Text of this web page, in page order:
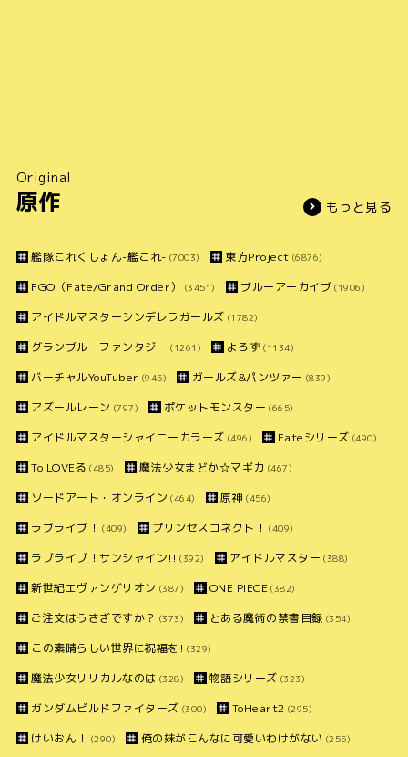
Original
原作 もっと見る
艦隊これくしょん-艦これ- (7003) 東方Project (6876)
FGO（Fate/Grand Order） (3451) ブルーアーカイブ (1906)
アイドルマスターシンデレラガールズ (1782)
グランブルーファンタジー (1261) よろず (1134)
バーチャルYouTuber (945) ガールズ&パンツァー (839)
アズールレーン (797) ポケットモンスター (665)
アイドルマスターシャイニーカラーズ (496) Fateシリーズ (490)
To LOVEる (485) 魔法少女まどか☆マギカ (467)
ソードアート・オンライン (464) 原神 (456)
ラブライブ！ (409) プリンセスコネクト！ (409)
ラブライブ！サンシャイン!! (392) アイドルマスター (388)
新世紀エヴァンゲリオン (387) ONE PIECE (382)
ご注文はうさぎですか？ (373) とある魔術の禁書目録 (354)
この素晴らしい世界に祝福を! (329)
魔法少女リリカルなのは (328) 物語シリーズ (323)
ガンダムビルドファイターズ (300) ToHeart2 (295)
けいおん！ (290) 俺の妹がこんなに可愛いわけがない (255)